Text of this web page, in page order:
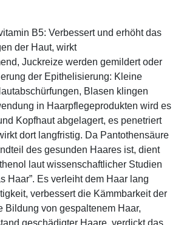
B5: Verbessert und erhöht das
der Haut, wirkt
Juckreize werden gemildert oder
der Epithelisierung: Kleine
Blasen klingen
in Haarpflegeprodukten wird es
Kopfhaut abgelagert, es penetriert
dort langfristig. Da Pantothensäure
des gesunden Haares ist, dient
laut wissenschaftlicher Studien
Haar”. Es verleiht dem Haar lang
verbessert die Kämmbarkeit der
Bildung von gespaltenem Haar,
geschädigter Haare, verdickt das